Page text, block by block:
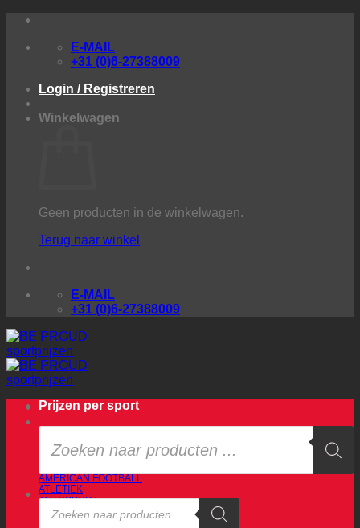
inhoud
E-MAIL
+31 (0)6-27388009
Login / Registreren
Winkelwagen
Geen producten in de winkelwagen.
Terug naar winkel
E-MAIL
+31 (0)6-27388009
Producten
zoeken
Producten
zoeken
Prijzen per sport
AMERICAN FOOTBALL
ATLETIEK
AUTOSPORT
BADMINTON